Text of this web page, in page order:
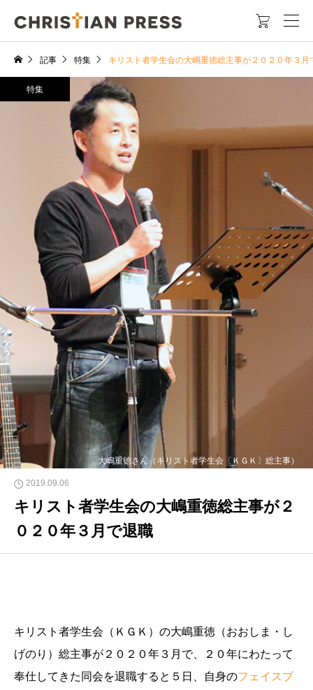

記事 特集 キリスト者学生会の大嶋重徳総主事が２０２０年３月
大嶋重徳さん（キリスト者学生会〔ＫＧＫ〕総主事）
特集
2019.09.06
キリスト者学生会の大嶋重徳総主事が２
０２０年３月で退職
キリスト者学生会（ＫＧＫ）の大嶋重徳（おおしま・し
げのり）総主事が２０２０年３月で、２０年にわたって
奉仕してきた同会を退職すると５日、自身のフェイスブ